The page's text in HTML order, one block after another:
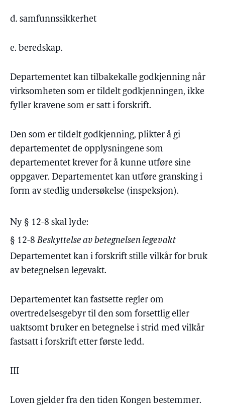
d. samfunnssikkerhet
e. beredskap.
Departementet kan tilbakekalle godkjenning når
virksomheten som er tildelt godkjenningen, ikke
fyller kravene som er satt i forskrift.
Den som er tildelt godkjenning, plikter å gi
departementet de opplysningene som
departementet krever for å kunne utføre sine
oppgaver. Departementet kan utføre gransking i
form av stedlig undersøkelse (inspeksjon).
Ny § 12-8 skal lyde:
§ 12-8 Beskyttelse av betegnelsen legevakt
Departementet kan i forskrift stille vilkår for bruk
av betegnelsen legevakt.
Departementet kan fastsette regler om
overtredelsesgebyr til den som forsettlig eller
uaktsomt bruker en betegnelse i strid med vilkår
fastsatt i forskrift etter første ledd.
III
Loven gjelder fra den tiden Kongen bestemmer.